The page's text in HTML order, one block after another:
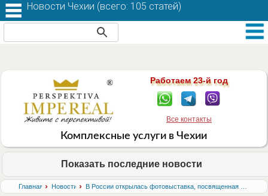
Работаем 23-й год
Все контакты
Комплексные услуги в Чехии
Показать последние новости
Главная › Новости ›
Новости Чехии (всего: 105 статей)